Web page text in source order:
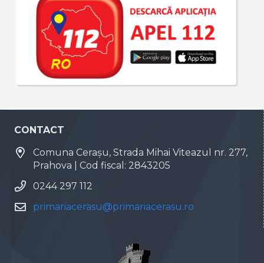
CONTACT
Comuna Cerașu, Strada Mihai Viteazul nr. 277,
Prahova | Cod fiscal: 2843205
0244 297 112
primariacerasu@primariacerasu.ro